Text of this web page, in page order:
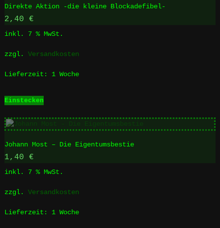
Direkte Aktion -die kleine Blockadefibel-
2,40 €
inkl. 7 % MwSt.
zzgl. Versandkosten
Lieferzeit: 1 Woche
Einstecken
Johann Most – Die Eigentumsbestie
1,40 €
inkl. 7 % MwSt.
zzgl. Versandkosten
Lieferzeit: 1 Woche